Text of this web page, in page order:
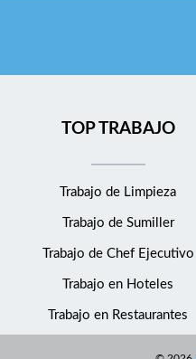
TOP TRABAJO
Trabajo de Limpieza
Trabajo de Sumiller
Trabajo de Chef Ejecutivo
Trabajo en Hoteles
Trabajo en Restaurantes